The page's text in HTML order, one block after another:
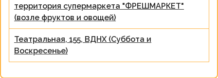
территория супермаркета "ФРЕШМАРКЕТ"
(возле фруктов и овощей)
Театральная, 155, ВДНХ (Суббота и
Воскресенье)